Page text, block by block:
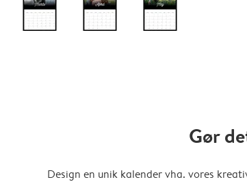
Gør
Design en unik kalender vha. vores